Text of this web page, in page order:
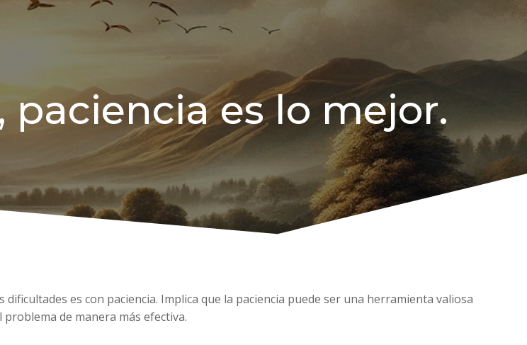
es lo mejor.
es con paciencia. Implica que la paciencia puede ser una herramienta valiosa
de manera más efectiva.